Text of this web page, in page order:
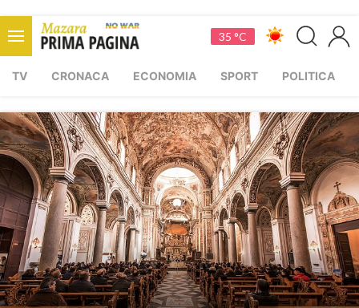
35 °C
TV CRONACA ECONOMIA SPORT POLITICA